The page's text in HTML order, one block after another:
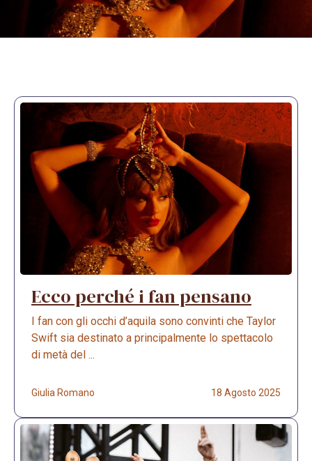
Ecco perché i fan pensano
I fan con gli occhi d’aquila sono convinti che Taylor
Swift sia destinato a principalmente lo spettacolo
di metà del ...
Giulia Romano 18 Agosto 2025